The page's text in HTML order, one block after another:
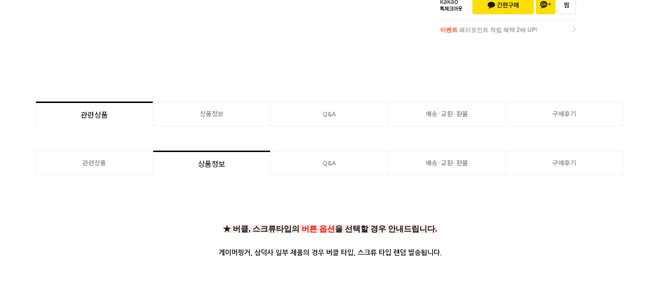
이벤트 페이포인트 적립 혜택 2배 UP!
관련상품 상품정보 Q&A 배송·교환·환불 구매후기
관련상품 상품정보 Q&A 배송·교환·환불 구매후기
★ 버클, 스크류타입의 버튼 옵션 을 선택할 경우 안내드립니다.
게이머핑거, 삼덕사 일부 제품의 경우 버클 타입, 스크류 타입 랜덤 발송됩니다.